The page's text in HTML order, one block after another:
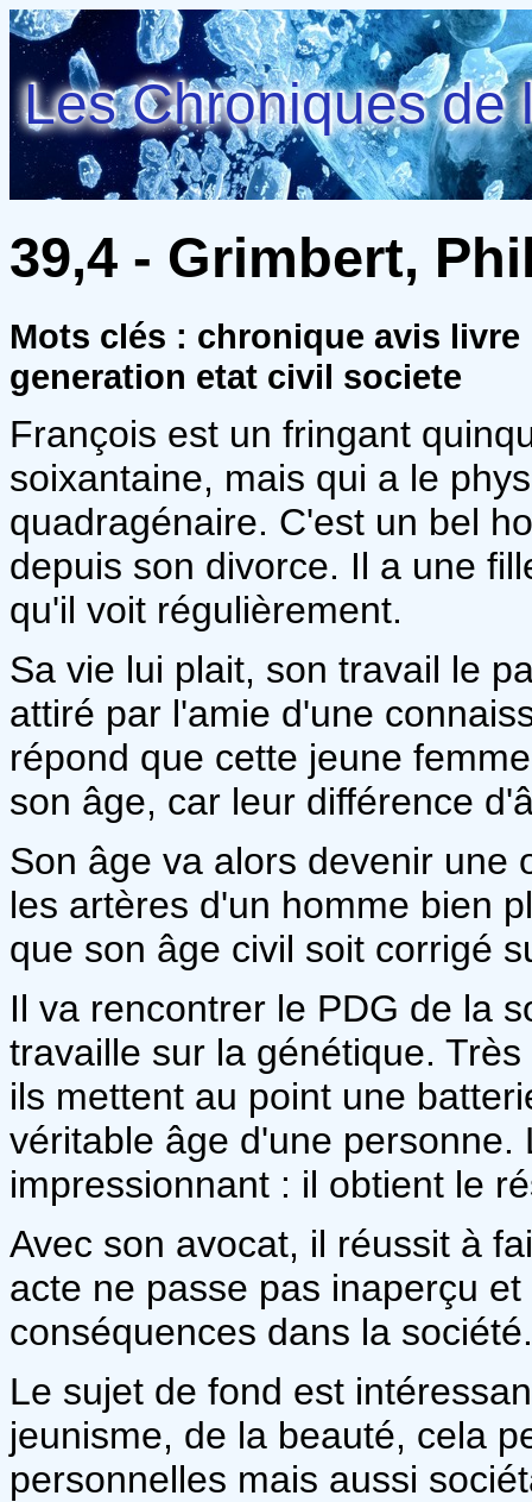
Les Chroniques de
39,4 - Grimbert,
Mots clés : chronique avis
generation etat civil societe
François est un fringant
soixantaine, mais qui a le
quadragénaire. C'est un bel
depuis son divorce. Il a une
qu'il voit régulièrement.
Sa vie lui plait, son travail le
attiré par l'amie d'une
répond que cette jeune
son âge, car leur différence
Son âge va alors devenir une
les artères d'un homme bien
que son âge civil soit corrigé
Il va rencontrer le PDG de la
travaille sur la génétique.
ils mettent au point une
véritable âge d'une
impressionnant : il obtient le
Avec son avocat, il réussit à
acte ne passe pas inaperçu
conséquences dans la société.
Le sujet de fond est
jeunisme, de la beauté, cela
personnelles mais aussi